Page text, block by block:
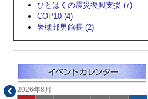
ひとはくの震災復興支援 (7)
COP10 (4)
岩槻邦男館長 (2)
2026年8月